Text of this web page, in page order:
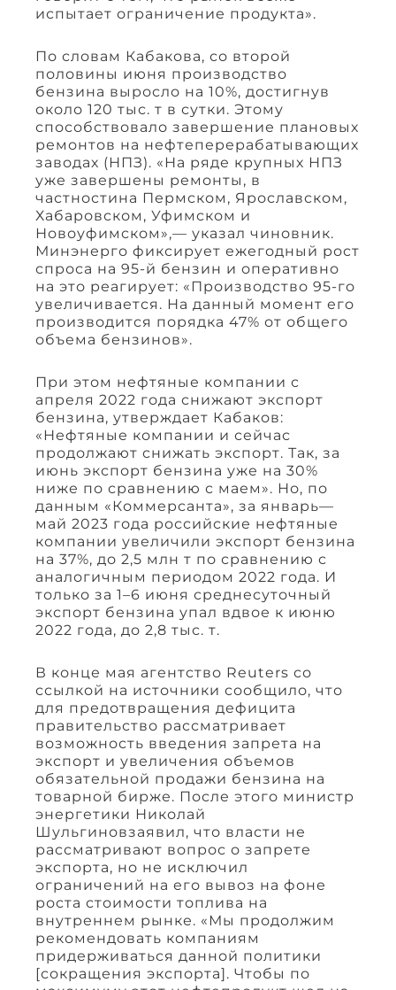
испытает ограничение продукта».
По словам Кабакова, со второй
половины июня производство
бензина выросло на 10%, достигнув
около 120 тыс. т в сутки. Этому
способствовало завершение плановых
ремонтов на нефтеперерабатывающих
заводах (НПЗ). «На ряде крупных НПЗ
уже завершены ремонты, в
частностина Пермском, Ярославском,
Хабаровском, Уфимском и
Новоуфимском»,— указал чиновник.
Минэнерго фиксирует ежегодный рост
спроса на 95-й бензин и оперативно
на это реагирует: «Производство 95-го
увеличивается. На данный момент его
производится порядка 47% от общего
объема бензинов».
При этом нефтяные компании с
апреля 2022 года снижают экспорт
бензина, утверждает Кабаков:
«Нефтяные компании и сейчас
продолжают снижать экспорт. Так, за
июнь экспорт бензина уже на 30%
ниже по сравнению с маем». Но, по
данным «Коммерсанта», за январь—
май 2023 года российские нефтяные
компании увеличили экспорт бензина
на 37%, до 2,5 млн т по сравнению с
аналогичным периодом 2022 года. И
только за 1–6 июня среднесуточный
экспорт бензина упал вдвое к июню
2022 года, до 2,8 тыс. т.
В конце мая агентство Reuters со
ссылкой на источники сообщило, что
для предотвращения дефицита
правительство рассматривает
возможность введения запрета на
экспорт и увеличения объемов
обязательной продажи бензина на
товарной бирже. После этого министр
энергетики Николай
Шульгиновзаявил, что власти не
рассматривают вопрос о запрете
экспорта, но не исключил
ограничений на его вывоз на фоне
роста стоимости топлива на
внутреннем рынке. «Мы продолжим
рекомендовать компаниям
придерживаться данной политики
[сокращения экспорта]. Чтобы по